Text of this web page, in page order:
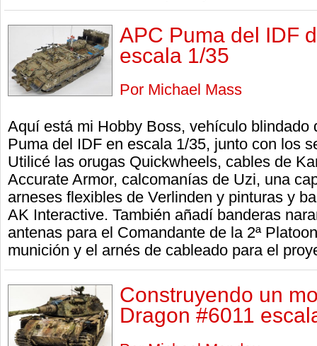
APC Puma del IDF
escala 1/35
Por Michael Mass
Aquí está mi Hobby Boss, vehículo blindado
Puma del IDF en escala 1/35, junto con los
Utilicé las orugas Quickwheels, cables de
Accurate Armor, calcomanías de Uzi, una
arneses flexibles de Verlinden y pinturas y
AK Interactive. También añadí banderas
antenas para el Comandante de la 2ª
munición y el arnés de cableado para el
Construyendo un
Dragon #6011